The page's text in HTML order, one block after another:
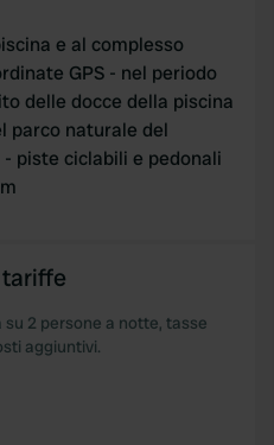
e al complesso
GPS - nel periodo
delle docce della piscina
parco naturale del
piste ciclabili e pedonali
tariffe
2 persone a notte, tasse
aggiuntivi.